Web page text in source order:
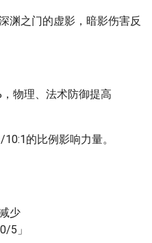
渊之门的虚影，暗影伤害反
物理、法术防御提高
的比例影响力量。
少
5」